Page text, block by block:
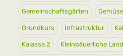
Gemeinschaftsgärten
Grundkurs Infrastruktur
Kalassa 2 Kleinbäuerliche